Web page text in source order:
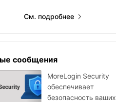
2026 году
См. подробнее
сообщения
MoreLogin Security
обеспечивает
безопасность ваших